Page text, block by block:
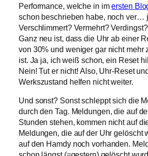
Performance, welche in imersten
schon beschrieben habe, noch
Verschlimmert? Vermehrt? Verdingst?
Ganz neu ist, dass die Uhr ab einer
von 30% und weniger gar nicht mehr
ist. Ja ja, ich weiß schon, ein Reset
Nein! Tut er nicht! Also, Uhr-Reset
Werkszustand helfen nicht weiter.
Und sonst? Sonst schleppt sich die
durch den Tag. Meldungen, die auf
Stunden stehen, kommen nicht auf
Meldungen, die auf der Uhr gelöscht
auf den Hamdy noch vorhanden.